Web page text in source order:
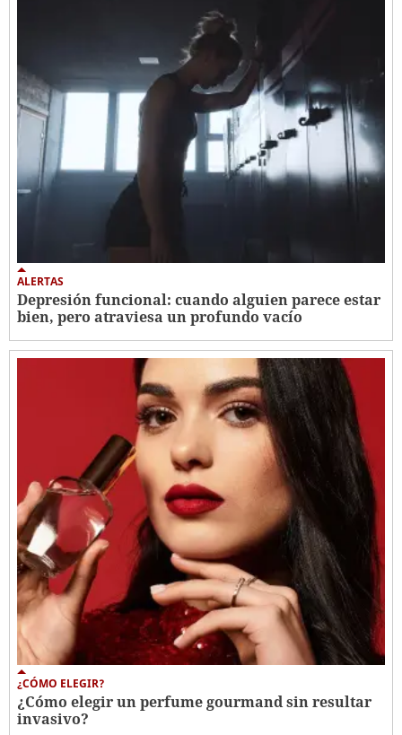
ALERTAS
Depresión funcional: cuando alguien parece estar
bien, pero atraviesa un profundo vacío
¿CÓMO ELEGIR?
¿Cómo elegir un perfume gourmand sin resultar
invasivo?